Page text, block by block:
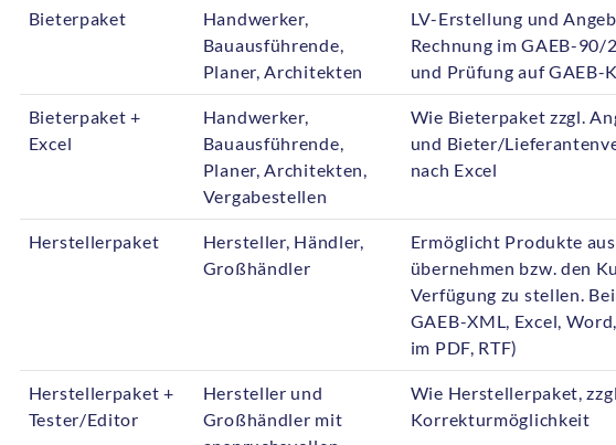
Bieterpaket
Handwerker,
Bauausführende,
Planer, Architekten
LV-Erstellung und
Rechnung im GAEB-90/
und Prüfung auf
Bieterpaket +
Excel
Handwerker,
Bauausführende,
Planer, Architekten,
Vergabestellen
Wie Bieterpaket zzgl.
und Bieter/
nach Excel
Herstellerpaket
Hersteller, Händler,
Großhändler
Ermöglicht Produkte
übernehmen bzw. den
Verfügung zu stellen.
GAEB-XML, Excel,
im PDF, RTF)
Herstellerpaket +
Tester/Editor
Hersteller und
Großhändler mit
Wie Herstellerpaket,
Korrekturmöglichkeit